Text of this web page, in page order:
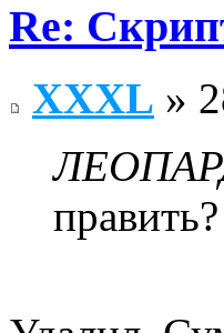
Re:
XXXL »
править?